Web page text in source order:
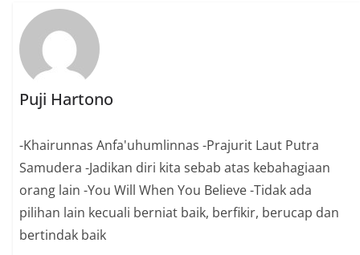
Puji Hartono
-Khairunnas Anfa'uhumlinnas -Prajurit Laut Putra
Samudera -Jadikan diri kita sebab atas kebahagiaan
orang lain -You Will When You Believe -Tidak ada
pilihan lain kecuali berniat baik, berfikir, berucap dan
bertindak baik